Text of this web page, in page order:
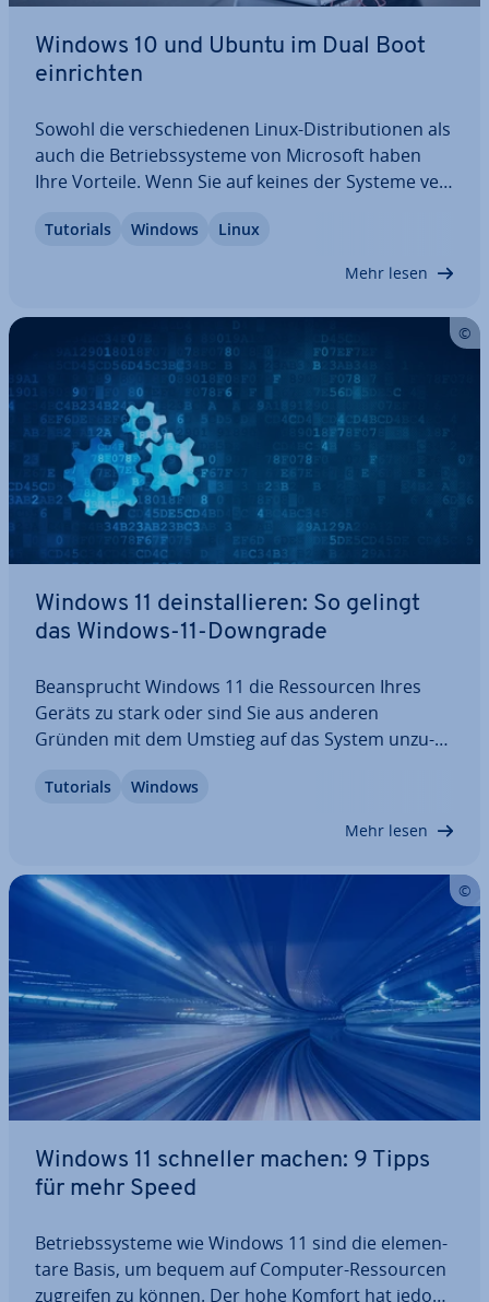
Windows 10 und Ubuntu im Dual Boot
ein­rich­ten
Sowohl die ver­schie­de­nen Linux-Dis­tri­bu­tio­nen als
auch die Be­triebs­sys­te­me von Microsoft haben
Ihre Vorteile. Wenn Sie auf keines der Systeme ver­
parallel. Mit Dual Boot können Sie Windows 10 und
Tutorials Windows Linux
Mehr lesen
Windows 11 de­instal­lie­ren: So gelingt
das Windows-11-Downgrade
Be­an­sprucht Windows 11 die Res­sour­cen Ihres
Geräts zu stark oder sind Sie aus anderen
Gründen mit dem Umstieg auf das System un­zu­
Tagen nach dem Upgrade von der Mög­lich­keit des
Tutorials Windows
Mehr lesen
Windows 11 schneller machen: 9 Tipps
für mehr Speed
Be­triebs­sys­te­me wie Windows 11 sind die ele­men­
ta­re Basis, um bequem auf Computer-Res­sour­cen
zugreifen zu können. Der hohe Komfort hat jedoch